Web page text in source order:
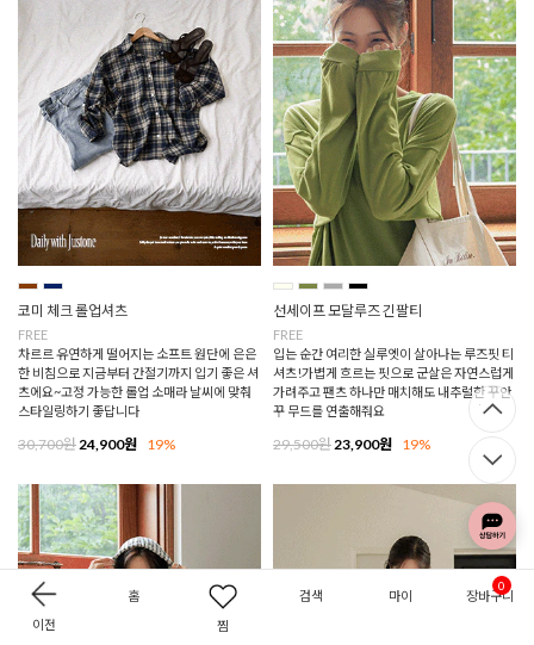
이전
홈
찜
검색 마이 장바구니
0
코미 체크 롤업셔츠
FREE
차르르 유연하게 떨어지는 소프트 원단에 은은
한 비침으로 지금부터 간절기까지 입기 좋은 셔
츠에요~고정 가능한 롤업 소매라 날씨에 맞춰
스타일링하기 좋답니다
30,700원 24,900원 19%
선세이프 모달루즈 긴팔티
FREE
입는 순간 여리한 실루엣이 살아나는 루즈핏 티
셔츠!가볍게 흐르는 핏으로 군살은 자연스럽게
가려주고 팬츠 하나만 매치해도 내추럴한 꾸안
꾸 무드를 연출해줘요
29,500원 23,900원 19%